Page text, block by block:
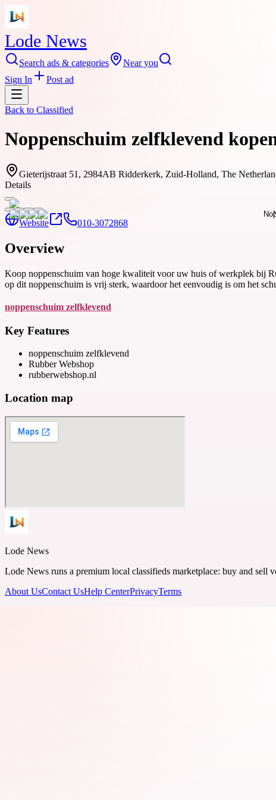
Lode News
Search ads & categories
Near you
Sign In
Post ad
Back to Classified
Noppenschuim zelfklevend
Gieterijstraat 51, 2984AB Ridderkerk, Zuid-Holland, The
Details
Website 010-3072868
Overview
Koop noppenschuim van hoge kwaliteit voor uw huis of werkplek bij
op dit noppenschuim is vrij sterk, waardoor het eenvoudig is om het
noppenschuim zelfklevend
Key Features
noppenschuim zelfklevend
Rubber Webshop
rubberwebshop.nl
Location map
Lode News
Lode News runs a premium local classifieds marketplace: buy and
About UsContact UsHelp CenterPrivacyTerms